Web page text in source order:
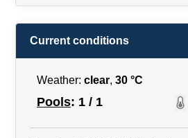
Current conditions
Weather: clear, 30 °C
Pools: 1 / 1